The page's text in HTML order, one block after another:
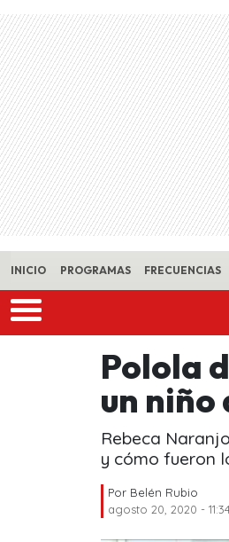
Skip to main content
INICIO PROGRAMAS FRECUENCIAS
Polola
un niño
Rebeca
y cómo fueron
Por Belén Rubio
agosto 20, 2020 -